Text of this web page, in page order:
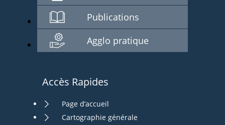
Publications
Agglo pratique
Accès Rapides
Page d’accueil
Cartographie générale